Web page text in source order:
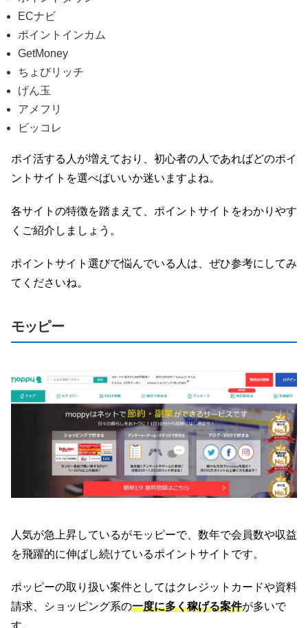
ECナビ
ポイントインカム
GetMoney
ちょびリッチ
げん玉
アメフリ
ビッコレ
ポイ活する人が増えており、初心者の人であればどのポイ
ントサイトを選べばいいか迷いますよね。
各サイトの特徴を踏まえて、ポイントサイトをわかりやす
くご紹介しましょう。
ポイントサイト選びで悩んでいる人は、ぜひ参考にしてみ
てくださいね。
モッピー
人気が急上昇しているがモッピーで、数年で会員数や収益
を飛躍的に伸ばし続けているポイントサイトです。
ポッピーの取り扱い案件としてはクレジットカードや資料
請求、ショッピング系の一度に多く稼げる案件が多いで
す。